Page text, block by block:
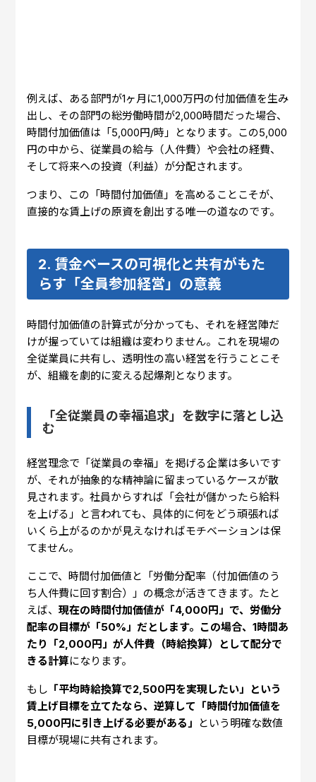
例えば、ある部門が1ヶ月に1,000万円の付加価値を生み
出し、その部門の総労働時間が2,000時間だった場合、
時間付加価値は「5,000円/時」となります。この5,000
円の中から、従業員の給与（人件費）や会社の経費、
そして将来への投資（利益）が分配されます。
つまり、この「時間付加価値」を高めることこそが、
直接的な賃上げの原資を創出する唯一の道なのです。
2. 賃金ベースの可視化と共有がもた
らす「全員参加経営」の意義
時間付加価値の計算式が分かっても、それを経営陣だ
けが握っていては組織は変わりません。これを現場の
全従業員に共有し、透明性の高い経営を行うことこそ
が、組織を劇的に変える起爆剤となります。
「全従業員の幸福追求」を数字に落とし込
む
経営理念で「従業員の幸福」を掲げる企業は多いです
が、それが抽象的な精神論に留まっているケースが散
見されます。社員からすれば「会社が儲かったら給料
を上げる」と言われても、具体的に何をどう頑張れば
いくら上がるのかが見えなければモチベーションは保
てません。
ここで、時間付加価値と「労働分配率（付加価値のう
ち人件費に回す割合）」の概念が活きてきます。たと
えば、現在の時間付加価値が「4,000円」で、労働分
配率の目標が「50%」だとします。この場合、1時間あ
たり「2,000円」が人件費（時給換算）として配分で
きる計算になります。
もし 「平均時給換算で2,500円を実現したい」という
賃上げ目標を立てたなら、逆算して「時間付加価値を
5,000円に引き上げる必要がある」
という明確な数値
目標が現場に共有されます。